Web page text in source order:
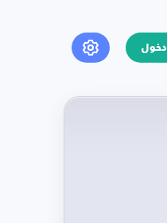
دخول